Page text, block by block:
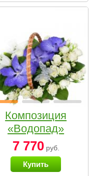
Композиция
«Водопад»
7 770руб.
Купить